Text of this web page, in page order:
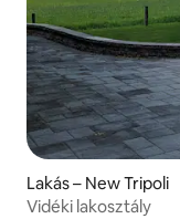
Lakás – New Tripoli
Vidéki lakosztály